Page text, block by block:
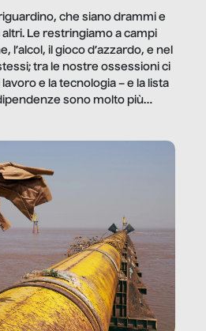
che siano drammi e
Le restringiamo a campi
l’alcol, il gioco d’azzardo, e nel
tra le nostre ossessioni ci
e la tecnologia – e la lista
sono molto più
reportage vediamo